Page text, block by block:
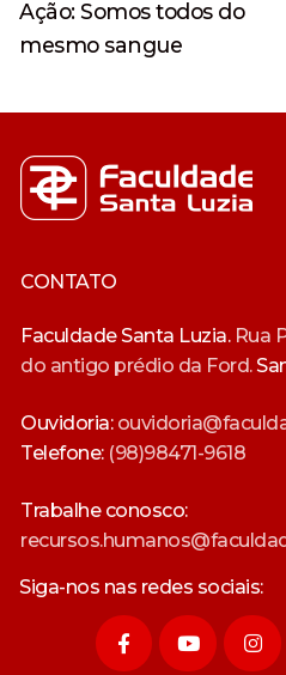
de
Post
Post
anterior:
Ação: Somos todos do
mesmo sangue
CONTATO
Faculdade Santa Luzia. Rua
do antigo prédio da Ford.
Ouvidoria:
Telefone: (98)98471-9618
Trabalhe conosco:
Siga-nos nas redes sociais: